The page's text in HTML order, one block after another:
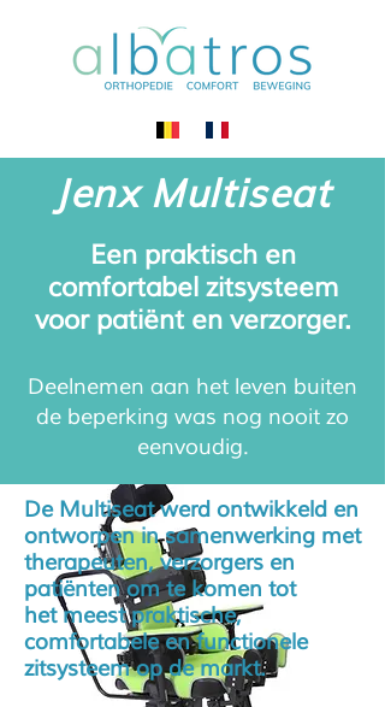
Jenx Multiseat
Een praktisch en
comfortabel zitsysteem
voor patiënt en verzorger.
Deelnemen aan het leven buiten
de beperking was nog nooit zo
eenvoudig.
De Multiseat werd ontwikkeld en
ontworpen in samenwerking met
therapeuten, verzorgers en
patiënten om te komen tot
het meest praktische,
comfortabele en functionele
zitsysteem op de markt.